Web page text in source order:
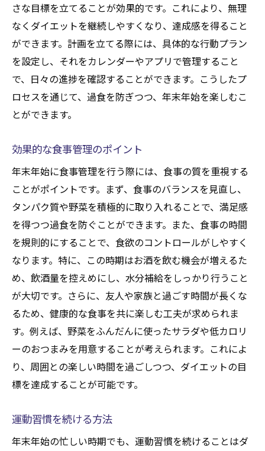
少量を楽しむ食事法
食事の質を高める工夫
家族や友人と楽しむ健康メニュー
食後のアクティビティで消費カロリーを増
やす
リラックスする時間の確保
クニック
自己コントロールを強化する方法
視覚的に食欲を抑える工夫
衝動買いを防ぐための準備
年末年始特有の環境への適応
サポートを得るためのコミュニケーション
失敗を防ぐためのメンタルケア
ダイエット中に年末年始の料理を楽しむ方法
ローカロリーで満足感のあるレシピ
伝統料理をヘルシーにアレンジ
家族と楽しむ健康的な食卓
カロリー計算の簡単な方法
食事の量を抑えるテクニック
年末年始に食べすぎないためのダイエットの工
夫
さな目標を立てることが効果的です。これにより、無理
なくダイエットを継続しやすくなり、達成感を得ること
ができます。計画を立てる際には、具体的な行動プラン
を設定し、それをカレンダーやアプリで管理すること
で、日々の進捗を確認することができます。こうしたプ
ロセスを通じて、過食を防ぎつつ、年末年始を楽しむこ
とができます。
効果的な食事管理のポイント
年末年始に食事管理を行う際には、食事の質を重視する
ことがポイントです。まず、食事のバランスを見直し、
タンパク質や野菜を積極的に取り入れることで、満足感
を得つつ過食を防ぐことができます。また、食事の時間
を規則的にすることで、食欲のコントロールがしやすく
なります。特に、この時期はお酒を飲む機会が増えるた
め、飲酒量を控えめにし、水分補給をしっかり行うこと
が大切です。さらに、友人や家族と過ごす時間が長くな
るため、健康的な食事を共に楽しむ工夫が求められま
す。例えば、野菜をふんだんに使ったサラダや低カロリ
ーのおつまみを用意することが考えられます。これによ
り、周囲との楽しい時間を過ごしつつ、ダイエットの目
標を達成することが可能です。
運動習慣を続ける方法
年末年始の忙しい時期でも、運動習慣を続けることはダ